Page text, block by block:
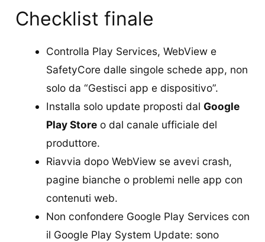
Checklist finale
Controlla Play Services, WebView e
SafetyCore dalle singole schede app, non
solo da “Gestisci app e dispositivo”.
Installa solo update proposti dal Google
Play Storeo dal canale ufficiale del
produttore.
Riavvia dopo WebView se avevi crash,
pagine bianche o problemi nelle app con
contenuti web.
Non confondere Google Play Services con
il Google Play System Update: sono